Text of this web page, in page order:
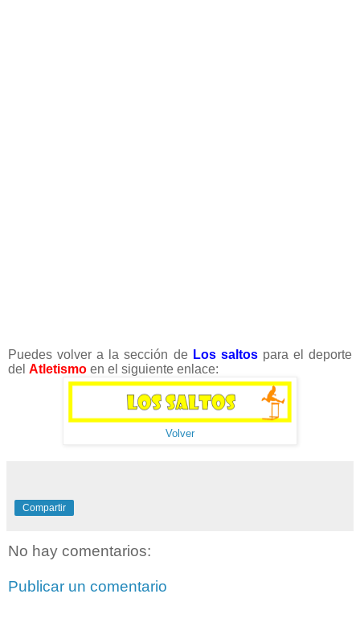
Puedes volver a la sección de Los saltospara el deporte
del Atletismo en el siguiente enlace:
Volver
Compartir
No hay comentarios:
Publicar un comentario